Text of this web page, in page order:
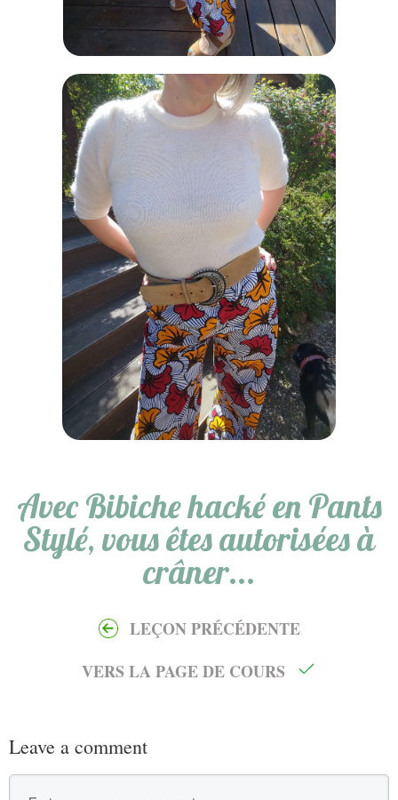
Avec Bibiche hacké en Pants
Stylé, vous êtes autorisées à
crâner...
LEÇON PRÉCÉDENTE
VERS LA PAGE DE COURS
Leave a comment